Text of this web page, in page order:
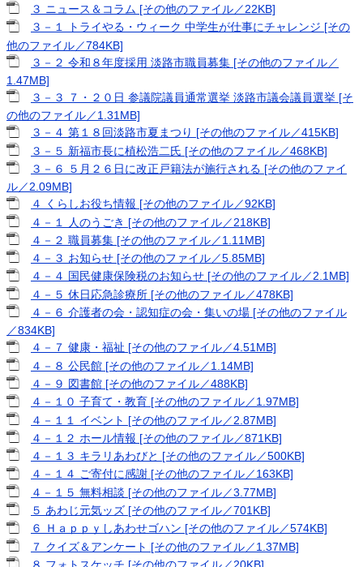
３ ニュース＆コラム [その他のファイル／22KB]
３－１ トライやる・ウィーク 中学生が仕事にチャレンジ [その
他のファイル／784KB]
３－２ 令和８年度採用 淡路市職員募集 [その他のファイル／
1.47MB]
３－３ ７・２０日 参議院議員通常選挙 淡路市議会議員選挙 [そ
の他のファイル／1.31MB]
３－４ 第１８回淡路市夏まつり [その他のファイル／415KB]
３－５ 新福市長に植松浩二氏 [その他のファイル／468KB]
３－６ ５月２６日に改正戸籍法が施行される [その他のファイ
ル／2.09MB]
４ くらしお役ち情報 [その他のファイル／92KB]
４－１ 人のうごき [その他のファイル／218KB]
４－２ 職員募集 [その他のファイル／1.11MB]
４－３ お知らせ [その他のファイル／5.85MB]
４－４ 国民健康保険税のお知らせ [その他のファイル／2.1MB]
４－５ 休日応急診療所 [その他のファイル／478KB]
４－６ 介護者の会・認知症の会・集いの場 [その他のファイル
／834KB]
４－７ 健康・福祉 [その他のファイル／4.51MB]
４－８ 公民館 [その他のファイル／1.14MB]
４－９ 図書館 [その他のファイル／488KB]
４－１０ 子育て・教育 [その他のファイル／1.97MB]
４－１１ イベント [その他のファイル／2.87MB]
４－１２ ホール情報 [その他のファイル／871KB]
４－１３ キラリあわびと [その他のファイル／500KB]
４－１４ ご寄付に感謝 [その他のファイル／163KB]
４－１５ 無料相談 [その他のファイル／3.77MB]
５ あわじ元気ッズ [その他のファイル／701KB]
６ Ｈａｐｐｙしあわせゴハン [その他のファイル／574KB]
７ クイズ＆アンケート [その他のファイル／1.37MB]